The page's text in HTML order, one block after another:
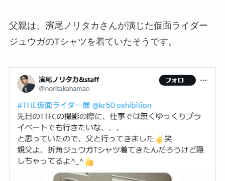
父親は、濱尾ノリタカさんが演じた仮面ライダー
ジュウガのTシャツを着ていたそうです。